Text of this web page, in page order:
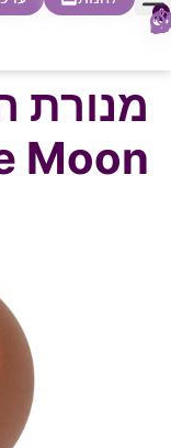
0
מנורת
Moon